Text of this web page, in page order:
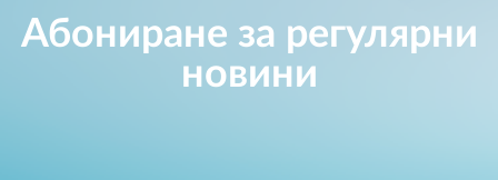
Абониране за регулярни
новини